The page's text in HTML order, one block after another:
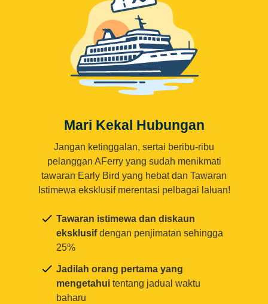
Mari Kekal Hubungan
Jangan ketinggalan, sertai beribu-ribu
pelanggan AFerry yang sudah menikmati
tawaran Early Bird yang hebat dan Tawaran
Istimewa eksklusif merentasi pelbagai laluan!
Tawaran istimewa dan diskaun
eksklusifdengan penjimatan sehingga
25%
Jadilah orang pertama yang
mengetahui tentang jadual waktu
baharu